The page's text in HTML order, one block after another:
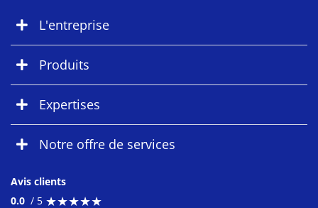
L'entreprise
Produits
Expertises
Notre offre de services
Avis clients
0.0 / 5 ★★★★★
★★★★★